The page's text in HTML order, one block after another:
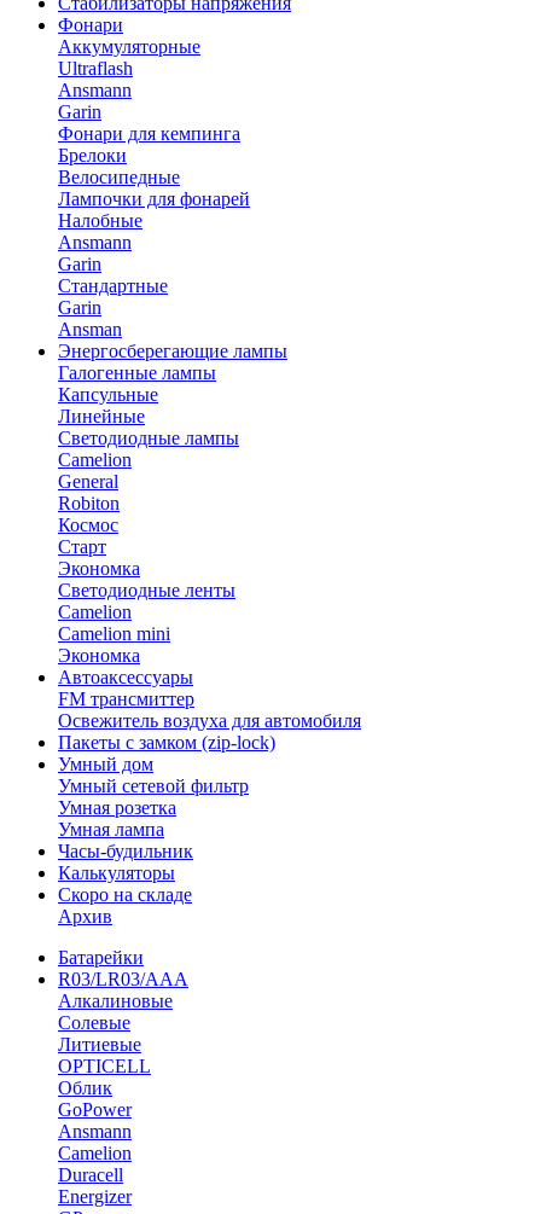
Фонари
Аккумуляторные
Ultraflash
Ansmann
Garin
Фонари для кемпинга
Брелоки
Велосипедные
Лампочки для фонарей
Налобные
Ansmann
Garin
Стандартные
Garin
Ansman
Энергосберегающие лампы
Галогенные лампы
Капсульные
Линейные
Светодиодные лампы
Camelion
General
Robiton
Космос
Старт
Экономка
Светодиодные ленты
Camelion
Camelion mini
Экономка
Автоаксессуары
FM трансмиттер
Освежитель воздуха для автомобиля
Пакеты с замком (zip-lock)
Умный дом
Умный сетевой фильтр
Умная розетка
Умная лампа
Часы-будильник
Калькуляторы
Скоро на складе
Архив
Батарейки
R03/LR03/AAA
Алкалиновые
Солевые
Литиевые
OPTICELL
Облик
GoPower
Ansmann
Camelion
Duracell
Energizer